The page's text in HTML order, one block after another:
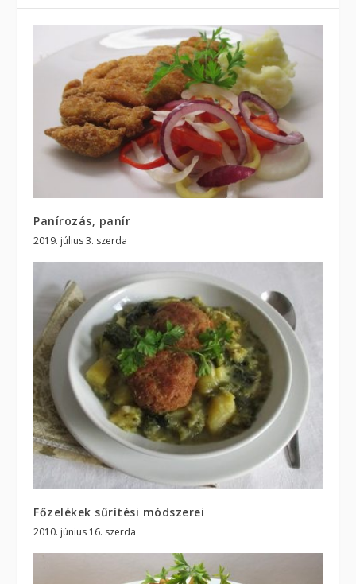
Panírozás, panír
2019. július 3. szerda
Főzelékek sűrítési módszerei
2010. június 16. szerda